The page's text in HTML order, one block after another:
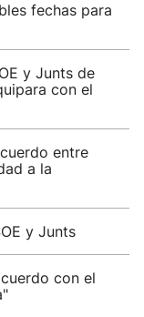
fechas para
y Junts de
con el
entre
a la
y Junts
con el